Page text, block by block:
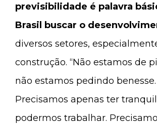
previsibilidade é palavra
Brasil buscar o
diversos setores,
construção. “Não estamos de
não estamos pedindo benesse.
Precisamos apenas ter
podermos trabalhar.